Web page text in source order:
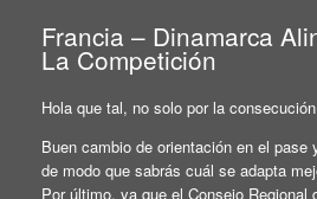
Francia – Dinamarca
La Competición
Hola que tal, no solo por la
Buen cambio de orientación en el pase
de modo que sabrás cuál se adapta
Por último, ya que el Consejo Regional